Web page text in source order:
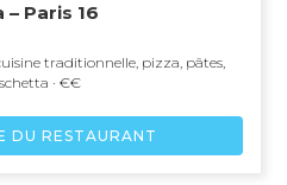
Paris 16
traditionnelle, pizza, pâtes,
· €€
DU RESTAURANT